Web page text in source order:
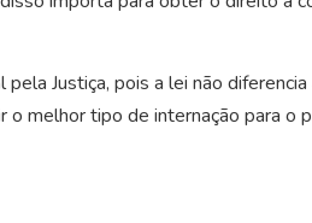
Justiça, pois a lei não diferencia
o melhor tipo de internação para o